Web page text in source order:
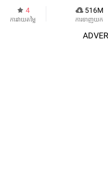
4
ការវាយតម្លៃ
516M
ការទាញយក